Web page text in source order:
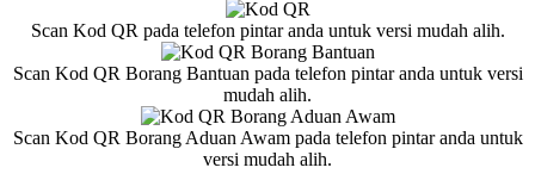
Scan Kod QR pada telefon pintar anda untuk versi mudah alih.
Scan Kod QR Borang Bantuan pada telefon pintar anda untuk versi
mudah alih.
Scan Kod QR Borang Aduan Awam pada telefon pintar anda untuk
versi mudah alih.